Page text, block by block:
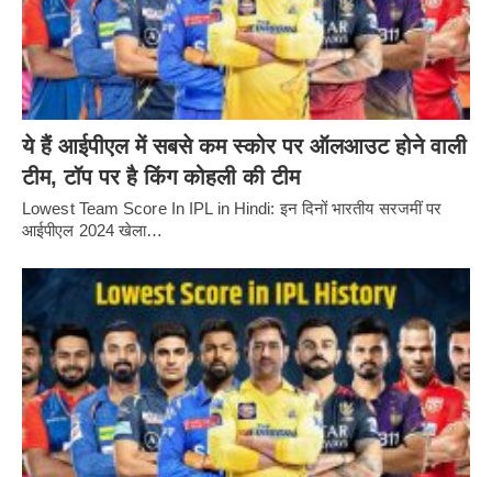
ये हैं आईपीएल में सबसे कम स्कोर पर ऑलआउट होने वाली
टीम, टॉप पर है किंग कोहली की टीम
Lowest Team Score In IPL in Hindi: इन दिनों भारतीय सरजमीं पर
आईपीएल 2024 खेला…